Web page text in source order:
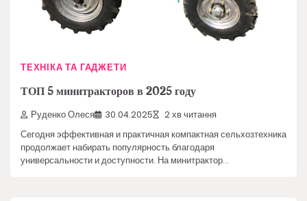
ТЕХНІКА ТА ГАДЖЕТИ
ТОП 5 минитракторов в 2025 году
Руденко Олеся 30.04.2025 2 хв читання
Сегодня эффективная и практичная компактная сельхозтехника
продолжает набирать популярность благодаря
универсальности и доступности. На минитрактор…